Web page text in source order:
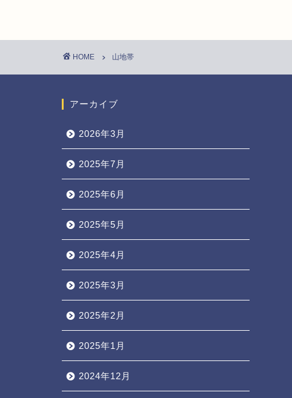
HOME 山地帯
アーカイブ
2026年3月
2025年7月
2025年6月
2025年5月
2025年4月
2025年3月
2025年2月
2025年1月
2024年12月